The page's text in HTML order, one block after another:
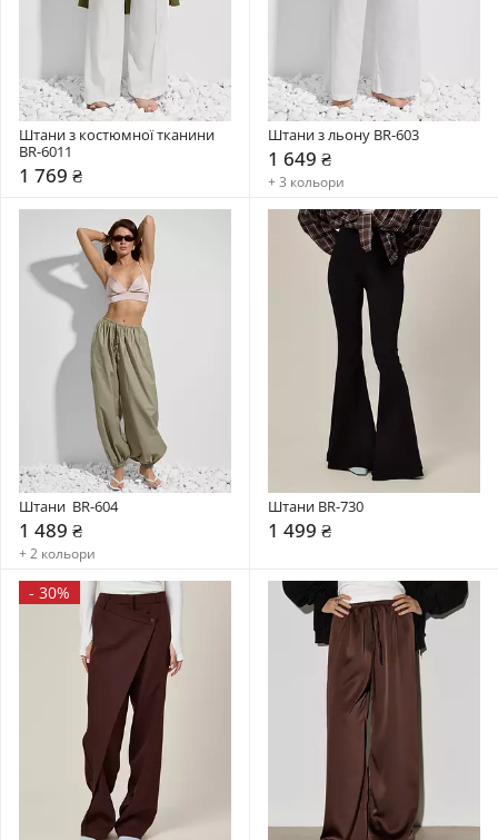
Штани з костюмної тканини
BR-6011
1 769 ₴
Штани з льону BR-603
1 649 ₴
+ 3 кольори
Штани  BR-604
1 489 ₴
+ 2 кольори
Штани BR-730
1 499 ₴
- 30%